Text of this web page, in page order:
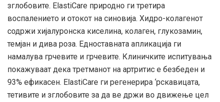
зглобовите. ElastiCare природно ги третира
воспалението и отокот на синовија. Хидро-колагенот
содржи хијалуронска киселина, колаген, глукозамин,
темјан и дива роза. Едноставната апликација ги
намалува грчевите и грчевите. Клиничките испитувања
покажуваат дека третманот на артритис е безбеден и
93% ефикасен. ElastiCare ги регенерира ‘рскавицата,
тетивите и зглобовите за да ве држи во движење цел